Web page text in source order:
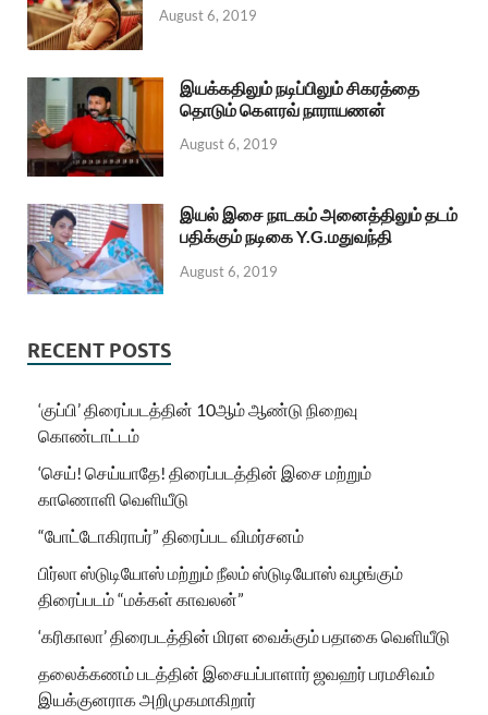
August 6, 2019
இயக்கதிலும் நடிப்பிலும் சிகரத்தை
தொடும் கௌரவ் நாராயணன்
August 6, 2019
இயல் இசை நாடகம் அனைத்திலும் தடம்
பதிக்கும் நடிகை Y.G.மதுவந்தி
August 6, 2019
RECENT POSTS
‘குப்பி’ திரைப்படத்தின் 10ஆம் ஆண்டு நிறைவு
கொண்டாட்டம்
‘செய்! செய்யாதே! திரைப்படத்தின் இசை மற்றும்
காணொளி வெளியீடு
“போட்டோகிராபர்” திரைப்பட விமர்சனம்
பிர்லா ஸ்டுடியோஸ் மற்றும் நீலம் ஸ்டுடியோஸ் வழங்கும்
திரைப்படம் “மக்கள் காவலன்”
‘கரிகாலா’ திரைபடத்தின் மிரள வைக்கும் பதாகை வெளியீடு
தலைக்கணம் படத்தின் இசையப்பாளார் ஜவஹர் பரமசிவம்
இயக்குனராக அறிமுகமாகிறார்